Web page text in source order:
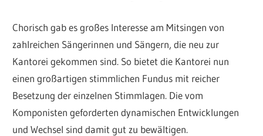
Chorisch gab es großes Interesse am Mitsingen von
zahlreichen Sängerinnen und Sängern, die neu zur
Kantorei gekommen sind. So bietet die Kantorei nun
einen großartigen stimmlichen Fundus mit reicher
Besetzung der einzelnen Stimmlagen. Die vom
Komponisten geforderten dynamischen Entwicklungen
und Wechsel sind damit gut zu bewältigen.